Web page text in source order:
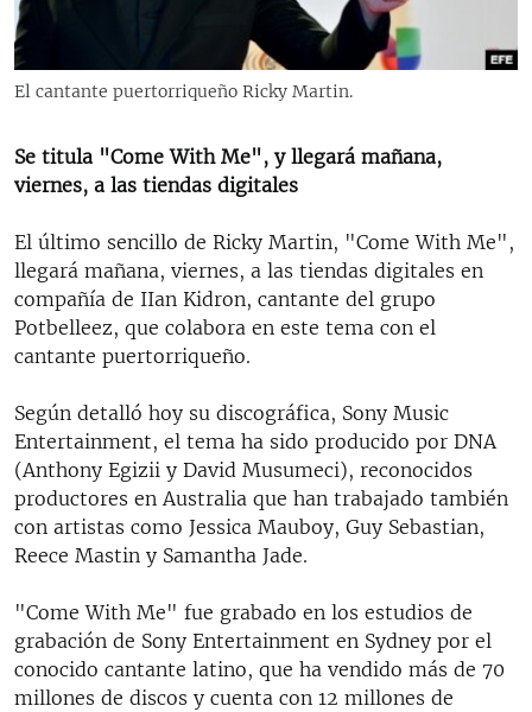
RADIO MARTÍ
ESPECIALES
ESPECIALES
LA REALIDAD DE LA VIVIENDA EN CUBA
SER VIEJO EN CUBA
KENTU-CUBANO
LOS SANTOS DE HIALEAH
DESINFORMACIÓN RUSA EN AMÉRICA LATINA
LA INVASIÓN DE RUSIA A UCRANIA
MULTIMEDIA
EDITORIALES
El cantante puertorriqueño Ricky Martin.
Se titula "Come With Me", y llegará mañana,
viernes, a las tiendas digitales
El último sencillo de Ricky Martin, "Come With Me",
llegará mañana, viernes, a las tiendas digitales en
compañía de IIan Kidron, cantante del grupo
Potbelleez, que colabora en este tema con el
cantante puertorriqueño.
Según detalló hoy su discográfica, Sony Music
Entertainment, el tema ha sido producido por DNA
(Anthony Egizii y David Musumeci), reconocidos
productores en Australia que han trabajado también
con artistas como Jessica Mauboy, Guy Sebastian,
Reece Mastin y Samantha Jade.
"Come With Me" fue grabado en los estudios de
grabación de Sony Entertainment en Sydney por el
conocido cantante latino, que ha vendido más de 70
millones de discos y cuenta con 12 millones de